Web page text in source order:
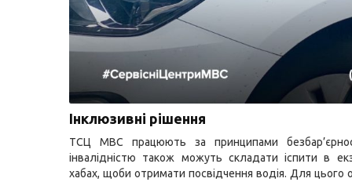
Інклюзивні рішення
ТСЦ МВС працюють за принципами
інвалідністю також можуть складати іспити в
хабах, щоби отримати посвідчення водія. Для цього